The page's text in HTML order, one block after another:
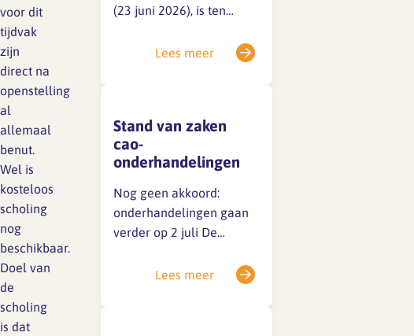
Sectoranalyse
Jaarrapportage
Ontwerpsector 2025
Media en magazine
SFA magazine The Human
Factor
Boekentips
Podcasttips
voor dit
tijdvak
zijn
direct na
openstelling
al
allemaal
benut.
Wel is
kosteloos
scholing
nog
beschikbaar.
Doel van
de
scholing
is dat
(23 juni 2026), is ten
opgenomen: Dit is onjuist,
grond van de huidige
cao.Excuus voor
eventuele verwarring.
Lees meer
Stand van zaken
cao-
onderhandelingen
Nog geen akkoord:
onderhandelingen gaan
verder op 2 juli De
2026. Achter de
Lees meer